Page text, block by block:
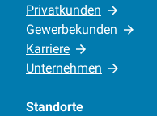
Privatkunden
Gewerbekunden
Karriere
Unternehmen
Standorte